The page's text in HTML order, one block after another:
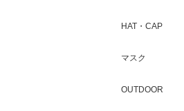
HAT・CAP
マスク
OUTDOOR